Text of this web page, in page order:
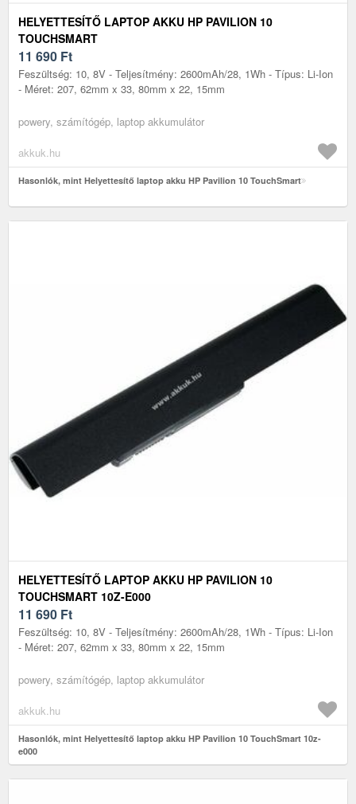
HELYETTESÍTŐ LAPTOP AKKU HP PAVILION 10
TOUCHSMART
11 690 Ft
Feszültség: 10, 8V - Teljesítmény: 2600mAh/28, 1Wh - Típus: Li-Ion
- Méret: 207, 62mm x 33, 80mm x 22, 15mm
powery, számítógép, laptop akkumulátor
akkuk.hu
Hasonlók, mint Helyettesítő laptop akku HP Pavilion 10 TouchSmart
HELYETTESÍTŐ LAPTOP AKKU HP PAVILION 10
TOUCHSMART 10Z-E000
11 690 Ft
Feszültség: 10, 8V - Teljesítmény: 2600mAh/28, 1Wh - Típus: Li-Ion
- Méret: 207, 62mm x 33, 80mm x 22, 15mm
powery, számítógép, laptop akkumulátor
akkuk.hu
Hasonlók, mint Helyettesítő laptop akku HP Pavilion 10 TouchSmart 10z-
e000